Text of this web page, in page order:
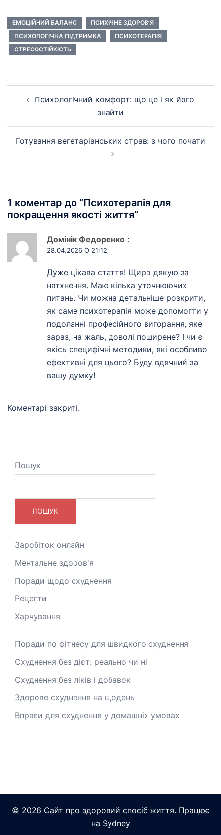
ЕМОЦІЙНИЙ БАЛАНС
ПСИХІЧНЕ ЗДОРОВ’Я
ПСИХОЛОГІЧНА ПІДТРИМКА
ПСИХОТЕРАПІЯ
СТРЕСОСТІЙКІСТЬ
Навігація
запису
Психологічний комфорт: що це і як його
знайти
Готування вегетаріанських страв: з чого почати
1 коментар до “Психотерапія для
покращення якості життя”
Домінік Федоренко :
28.04.2026 О 21:12
Дуже цікава стаття! Щиро дякую за
натхнення. Маю кілька уточнюючих
питань. Чи можна детальніше розкрити,
як саме психотерапія може допомогти у
подоланні професійного вигорання, яке
зараз, на жаль, доволі поширене? І чи є
якісь специфічні методики, які особливо
ефективні для цього? Буду вдячний за
вашу думку!
Коментарі закриті.
Пошук
ПОШУК
Заробіток онлайн
Ментальне здоров'я
Поради щодо схуднення
Рецепти
Харчування
Поради по фітнесу для швидкого схуднення
Схуднення без дієт: реально чи ні
Схуднення без ліків і добавок
Здорове схуднення на щодень
Вправи для схуднення у домашніх умовах
© 2026 Сайт про здоровий спосіб життя. Працює
на Sydney